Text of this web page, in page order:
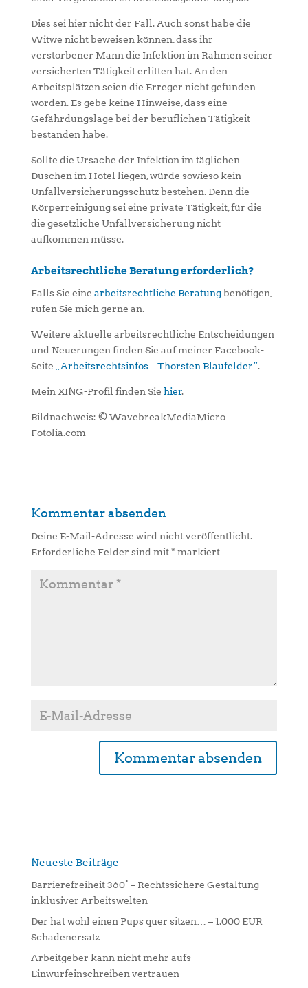
Dies sei hier nicht der Fall. Auch sonst habe die
Witwe nicht beweisen können, dass ihr
verstorbener Mann die Infektion im Rahmen seiner
versicherten Tätigkeit erlitten hat. An den
Arbeitsplätzen seien die Erreger nicht gefunden
worden. Es gebe keine Hinweise, dass eine
Gefährdungslage bei der beruflichen Tätigkeit
bestanden habe.
Sollte die Ursache der Infektion im täglichen
Duschen im Hotel liegen, würde sowieso kein
Unfallversicherungsschutz bestehen. Denn die
Körperreinigung sei eine private Tätigkeit, für die
die gesetzliche Unfallversicherung nicht
aufkommen müsse.
Arbeitsrechtliche Beratung erforderlich?
Falls Sie eine arbeitsrechtliche Beratungbenötigen,
rufen Sie mich gerne an.
Weitere aktuelle arbeitsrechtliche Entscheidungen
und Neuerungen finden Sie auf meiner Facebook-
Seite „Arbeitsrechtsinfos – Thorsten Blaufelder“.
Mein XING-Profil finden Sie hier.
Bildnachweis: © WavebreakMediaMicro –
Fotolia.com
Kommentar absenden
Deine E-Mail-Adresse wird nicht veröffentlicht.
Erforderliche Felder sind mit* markiert
n
t
v
e
:
Neueste Beiträge
Barrierefreiheit 360° – Rechtssichere Gestaltung
inklusiver Arbeitswelten
Der hat wohl einen Pups quer sitzen… – 1.000 EUR
Schadenersatz
Arbeitgeber kann nicht mehr aufs
Einwurfeinschreiben vertrauen